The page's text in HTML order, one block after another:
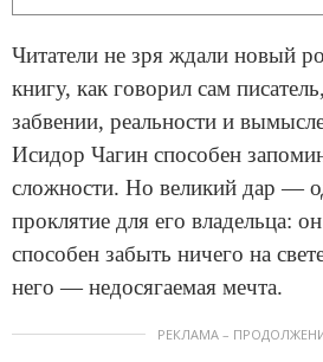
Читатели не зря ждали новый
книгу, как говорил сам
забвении, реальности и
Исидор Чагин способен
сложности. Но великий дар —
проклятие для его владельца:
способен забыть ничего на
него — недосягаемая мечта.
РЕКЛАМА –